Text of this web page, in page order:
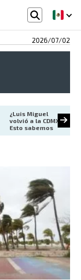
2026/07/02
¿Luis Miguel
volvió a la CDMX?
Esto sabemos